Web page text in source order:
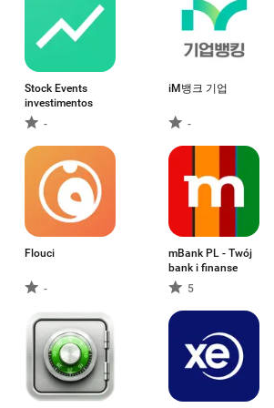
Stock Events
investimentos
-
iM뱅크 기업
-
Flouci
-
mBank PL - Twój
bank i finanse
5